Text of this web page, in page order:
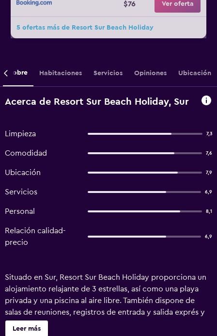
$76 Ver oferta
5 ofertas más de Resort Sur Beach Holiday
Sobre Habitaciones Servicios Opiniones Ubicación
Acerca de Resort Sur Beach Holiday, Sur
Limpieza 7,3
Comodidad 7,6
Ubicación 7,9
Servicios 6,9
Personal 8,1
Relación calidad-
precio
6,9
Situado en Sur, Resort Sur Beach Holiday proporciona un
alojamiento relajante de 3 estrellas, así como una playa
privada y una piscina al aire libre. También dispone de
salas de reuniones, registros de entrada y salida exprés y
recepción 24 horas. Servicio de cambio de divisas,
Leer más